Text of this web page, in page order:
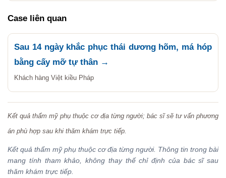
Case liên quan
Sau 14 ngày khắc phục thái dương hõm, má hóp
bằng cấy mỡ tự thân →
Khách hàng Việt kiều Pháp
Kết quả thẩm mỹ phụ thuộc cơ địa từng người; bác sĩ sẽ tư vấn phương
án phù hợp sau khi thăm khám trực tiếp.
Kết quả thẩm mỹ phụ thuộc cơ địa từng người. Thông tin trong bài
mang tính tham khảo, không thay thế chỉ định của bác sĩ sau
thăm khám trực tiếp.